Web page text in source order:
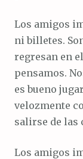
Los amigos
ni billetes.
regresan en
pensamos.
es bueno
velozmente
salirse de las
Los amigos